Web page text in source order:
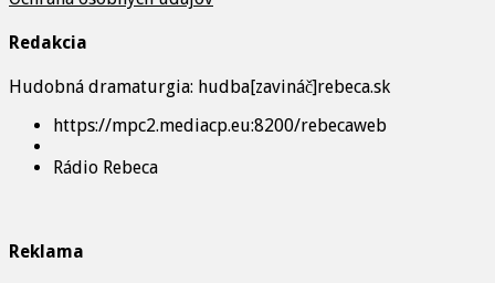
Redakcia
Hudobná dramaturgia: hudba[zavináč]rebeca.sk
https://mpc2.mediacp.eu:8200/rebecaweb
Rádio Rebeca
Reklama